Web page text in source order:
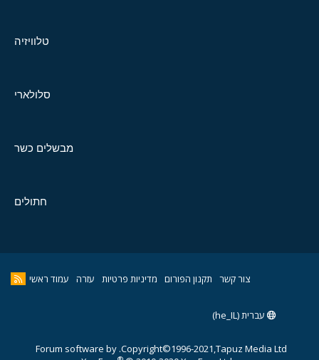
טלוויזיה
סלולארי
מבשלים כשר
חתולים
צור קשר תקנון הפורום מדיניות פרטיות עזרה עמוד ראשי
עברית (he_IL)
Copyright©1996-2021,Tapuz Media Ltd.
Forum software by